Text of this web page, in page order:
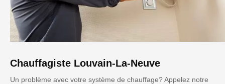
Chauffagiste Louvain-La-Neuve
Un problème avec votre système de chauffage? Appelez notre